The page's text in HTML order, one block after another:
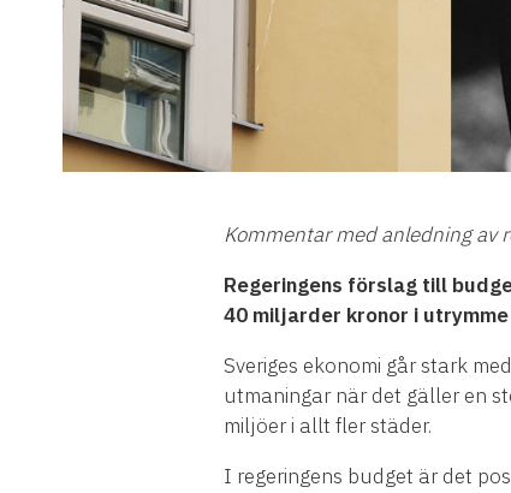
Kommentar med anledning av
Regeringens förslag till
40 miljarder kronor i
Sveriges ekonomi går stark
utmaningar när det gäller en
miljöer i allt fler städer.
I regeringens budget är det